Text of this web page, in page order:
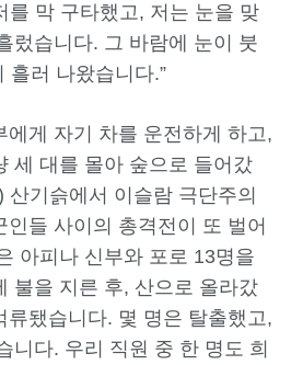
를 막 구타했고, 저는 눈을 맞
렀습니다. 그 바람에 눈이 붓
흘러 나왔습니다.”
에게 자기 차를 운전하게 하고,
세 대를 몰아 숲으로 들어갔
산기슭에서 이슬람 극단주의
인들 사이의 총격전이 또 벌어
아피나 신부와 포로 13명을
불을 지른 후, 산으로 올라갔
류됐습니다. 몇 명은 탈출했고,
니다. 우리 직원 중 한 명도 희